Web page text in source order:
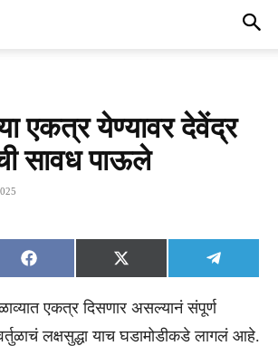
एकत्र येण्यावर देवेंद्र
सावध पाऊले
Share
on
Facebook
Share
on
X
(Twitter)
Share
on
एकत्र दिसणार असल्यानं संपूर्ण
लक्षसुद्धा याच घडामोडीकडे लागलं आहे.